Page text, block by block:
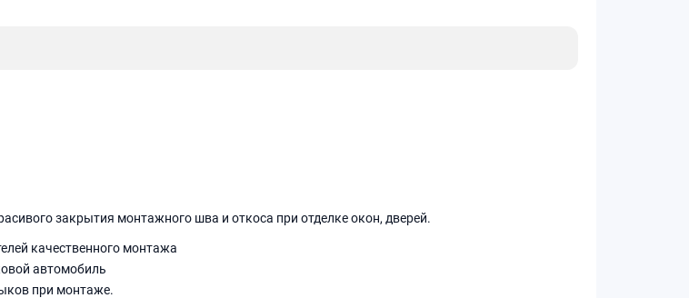
закрытия монтажного шва и откоса при отделке окон, дверей.
качественного монтажа
автомобиль
при монтаже.